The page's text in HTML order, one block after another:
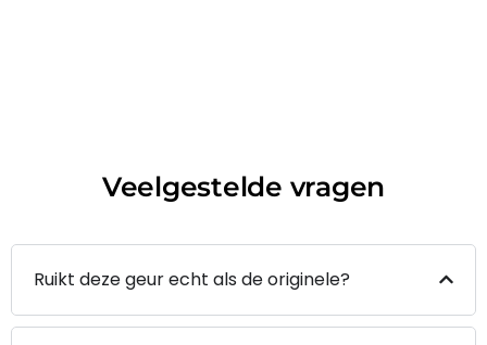
Veelgestelde vragen
Ruikt deze geur echt als de originele?